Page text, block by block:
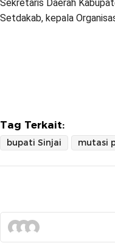
Sekretaris Daerah
Setdakab, kepala
Tag Terkait:
bupati Sinjai mutasi